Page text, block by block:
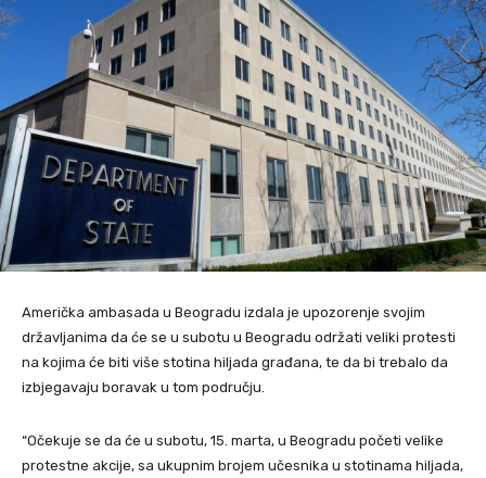
Američka ambasada u Beogradu izdala je upozorenje svojim
državljanima da će se u subotu u Beogradu održati veliki protesti
na kojima će biti više stotina hiljada građana, te da bi trebalo da
izbjegavaju boravak u tom području.
“Očekuje se da će u subotu, 15. marta, u Beogradu početi velike
protestne akcije, sa ukupnim brojem učesnika u stotinama hiljada,